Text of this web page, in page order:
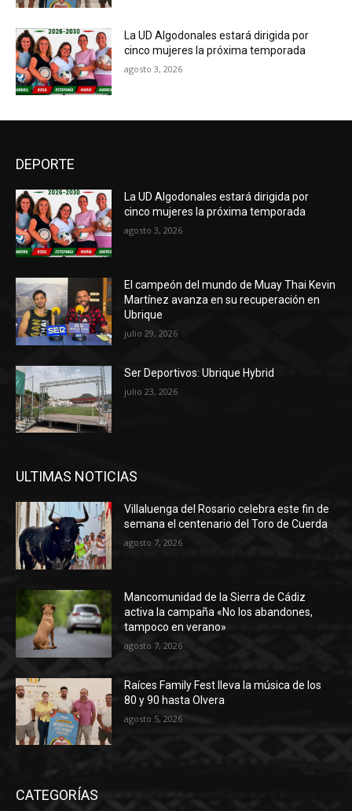
La UD Algodonales estará dirigida por
cinco mujeres la próxima temporada
agosto 3, 2026
DEPORTE
La UD Algodonales estará dirigida por
cinco mujeres la próxima temporada
agosto 3, 2026
El campeón del mundo de Muay Thai Kevin
Martínez avanza en su recuperación en
Ubrique
julio 29, 2026
Ser Deportivos: Ubrique Hybrid
julio 23, 2026
ULTIMAS NOTICIAS
Villaluenga del Rosario celebra este fin de
semana el centenario del Toro de Cuerda
agosto 7, 2026
Mancomunidad de la Sierra de Cádiz
activa la campaña «No los abandones,
tampoco en verano»
agosto 7, 2026
Raíces Family Fest lleva la música de los
80 y 90 hasta Olvera
agosto 5, 2026
CATEGORÍAS